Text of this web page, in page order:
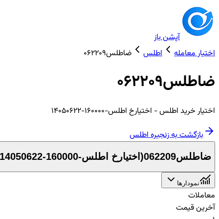
آپشن باز
اختیار معامله
اطلس ضاطلس062209
ضاطلس062209
اختیار خرید اطلس- اختیارخ اطلس-160000-14050622
بازگشت به زنجیرهاطلس
ضاطلس062209 ( اختیارخ اطلس-160000-14050622
نمودارها
معاملات
آخرین قیمت